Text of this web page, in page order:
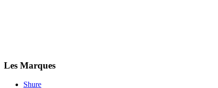
Les Marques
Shure